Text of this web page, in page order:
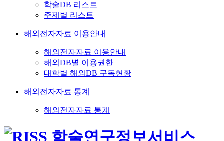
학술DB 리스트
주제별 리스트
해외전자자료 이용안내
해외전자자료 이용안내
해외DB별 이용권한
대학별 해외DB 구독현황
해외전자자료 통계
해외전자자료 통계